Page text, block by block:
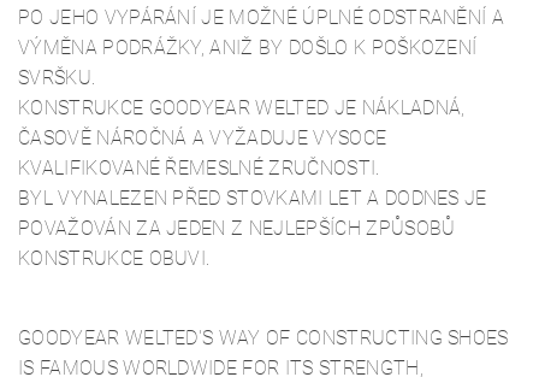
PO JEHO VYPÁRÁNÍ JE MOŽNÉ ÚPLNÉ ODSTRANĚNÍ A
VÝMĚNA PODRÁŽKY, ANIŽ BY DOŠLO K POŠKOZENÍ
SVRŠKU.
KONSTRUKCE GOODYEAR WELTED JE NÁKLADNÁ,
ČASOVĚ NÁROČNÁ A VYŽADUJE VYSOCE
KVALIFIKOVANÉ ŘEMESLNÉ ZRUČNOSTI.
BYL VYNALEZEN PŘED STOVKAMI LET A DODNES JE
POVAŽOVÁN ZA JEDEN Z NEJLEPŠÍCH ZPŮSOBŮ
KONSTRUKCE OBUVI.
GOODYEAR WELTED'S WAY OF CONSTRUCTING SHOES
IS FAMOUS WORLDWIDE FOR ITS STRENGTH,